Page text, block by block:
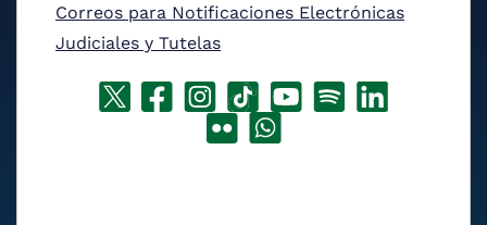
Correos para Notificaciones Electrónicas
Judiciales y Tutelas